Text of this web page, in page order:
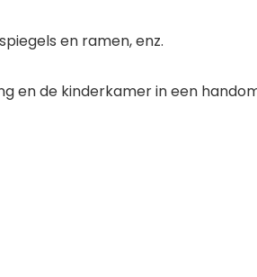
en ramen, enz.
en de kinderkamer in een